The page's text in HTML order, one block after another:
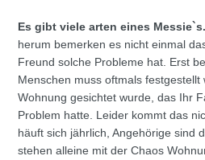
Es gibt viele arten eines Messie`s.
herum bemerken es nicht einmal
Freund solche Probleme hat. Erst
Menschen muss oftmals festgestellt
Wohnung gesichtet wurde, das Ihr
Problem hatte. Leider kommt das
häuft sich jährlich, Angehörige sind
stehen alleine mit der Chaos